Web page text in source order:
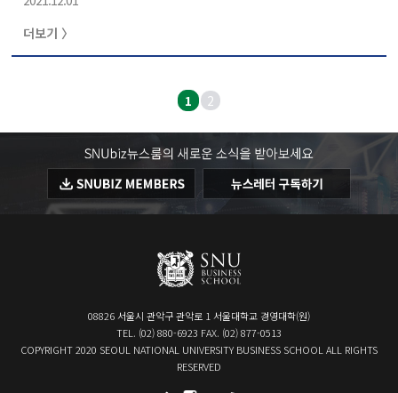
더보기 〉
1 2
08826 서울시 관악구 관악로 1 서울대학교 경영대학(원)
TEL. (02) 880-6923 FAX. (02) 877-0513
COPYRIGHT 2020 SEOUL NATIONAL UNIVERSITY BUSINESS SCHOOL ALL RIGHTS
RESERVED